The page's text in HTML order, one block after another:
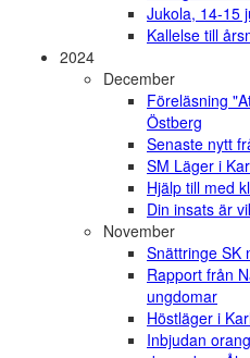
Jukola, 14-15
Kallelse till
2024
December
Föreläsning
Östberg
Senaste nytt
SM Läger i
Hjälp till med
Din insats är
November
Snättringe SK
Rapport från
ungdomar
Höstläger i
Inbjudan